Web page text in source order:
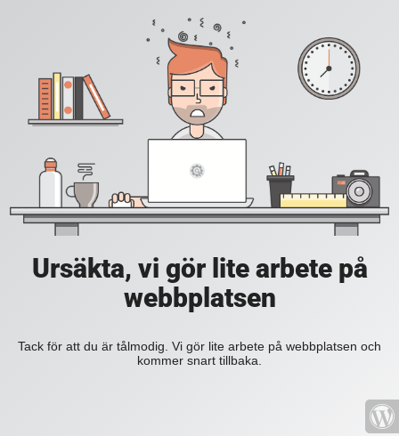
Ursäkta, vi gör lite arbete på
webbplatsen
Tack för att du är tålmodig. Vi gör lite arbete på webbplatsen och
kommer snart tillbaka.